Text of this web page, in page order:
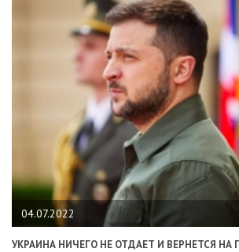
04.07.2022
УКРАИНА НИЧЕГО НЕ ОТДАЕТ И ВЕРНЕТСЯ НА